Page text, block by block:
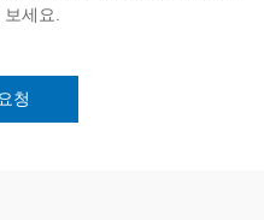
세요.
청